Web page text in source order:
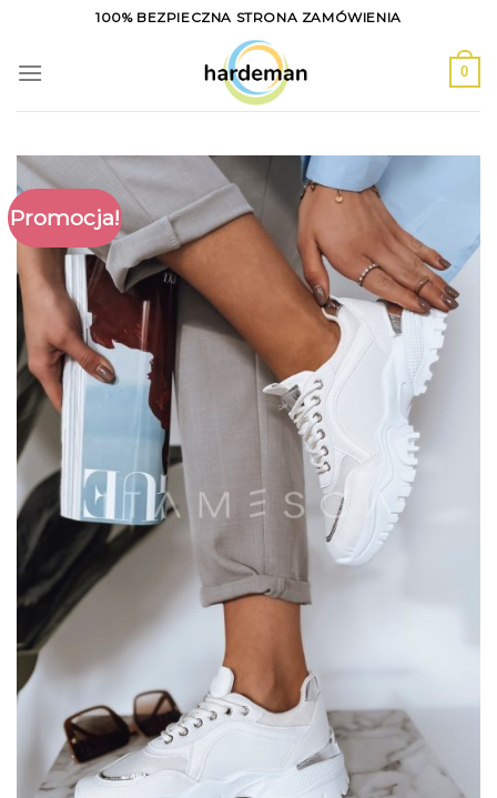
content
100% BEZPIECZNA STRONA ZAMÓWIENIA
0
Promocja!